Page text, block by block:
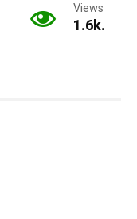
Views
1.6k.